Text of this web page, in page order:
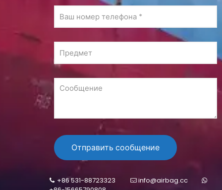
+86 531-88723323
info@airbag.cc